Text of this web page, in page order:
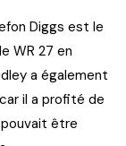
Diggs est le
WR 27 en
a également
il a profité de
pouvait être